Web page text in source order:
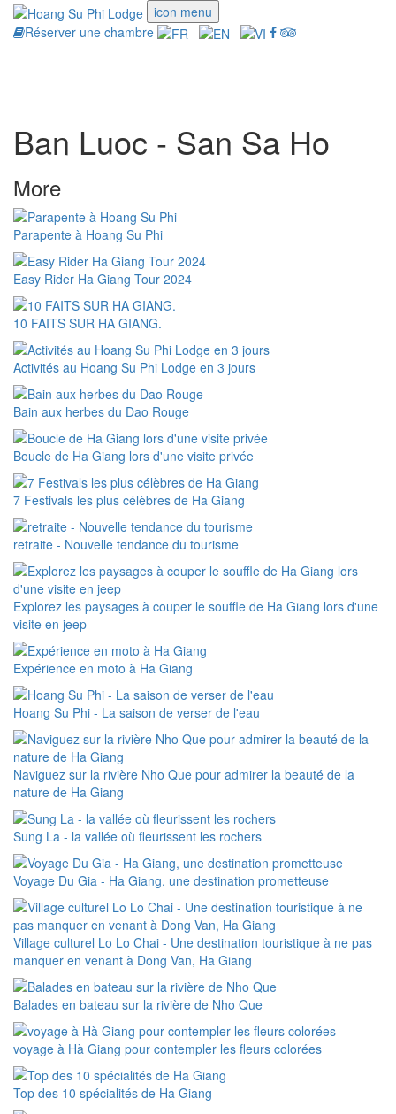
icon menu
Réserver une chambre
Ban Luoc - San Sa Ho
More
Parapente à Hoang Su Phi
Easy Rider Ha Giang Tour 2024
10 FAITS SUR HA GIANG.
Activités au Hoang Su Phi Lodge en 3 jours
Bain aux herbes du Dao Rouge
Boucle de Ha Giang lors d'une visite privée
7 Festivals les plus célèbres de Ha Giang
retraite - Nouvelle tendance du tourisme
Explorez les paysages à couper le souffle de Ha Giang lors d'une
visite en jeep
Expérience en moto à Ha Giang
Hoang Su Phi - La saison de verser de l'eau
Naviguez sur la rivière Nho Que pour admirer la beauté de la
nature de Ha Giang
Sung La - la vallée où fleurissent les rochers
Voyage Du Gia - Ha Giang, une destination prometteuse
Village culturel Lo Lo Chai - Une destination touristique à ne pas
manquer en venant à Dong Van, Ha Giang
Balades en bateau sur la rivière de Nho Que
voyage à Hà Giang pour contempler les fleurs colorées
Top des 10 spécialités de Ha Giang